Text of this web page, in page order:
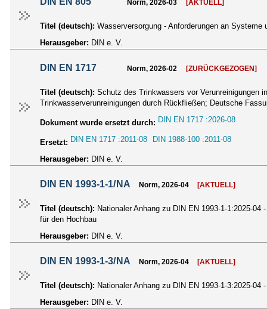
Norm, 2026-03 [AKTUELL]
Titel (deutsch): Wasserversorgung - Anforderungen an
Herausgeber: DIN e. V.
DIN EN 1717 Norm, 2026-02 [ZURÜCKGEZOGEN]
Titel (deutsch): Schutz des Trinkwassers vor Verunreinigungen
Trinkwasserverunreinigungen durch Rückfließen; Deutsche
Dokument wurde ersetzt durch: DIN EN 1717 :2026-08
Ersetzt: DIN EN 1717 :2011-08 DIN 1988-100 :2011-08
Herausgeber: DIN e. V.
DIN EN 1993-1-1/NA Norm, 2026-04 [AKTUELL]
Titel (deutsch): Nationaler Anhang zu DIN EN 1993-1-1:2025-
für den Hochbau
Herausgeber: DIN e. V.
DIN EN 1993-1-3/NA Norm, 2026-04 [AKTUELL]
Titel (deutsch): Nationaler Anhang zu DIN EN 1993-1-3:2025-
Herausgeber: DIN e. V.